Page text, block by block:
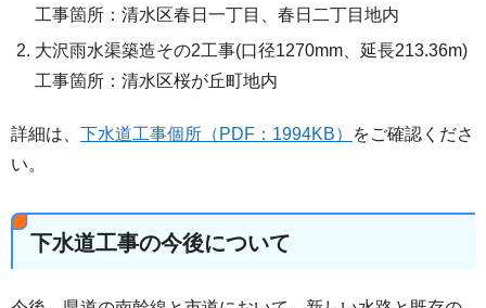
工事箇所：清水区春日一丁目、春日二丁目地内
大沢雨水渠築造その2工事(口径1270mm、延長213.36m)
工事箇所：清水区桜が丘町地内
詳細は、 下水道工事個所（PDF：1994KB）
をご確認くださ
い。
下水道工事の今後について